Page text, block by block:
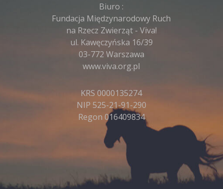
Biuro :
Fundacja Międzynarodowy Ruch
na Rzecz Zwierząt - Viva!
ul. Kawęczyńska 16/39
03-772 Warszawa
www.viva.org.pl
KRS 0000135274
NIP 525-21-91-290
Regon 016409834